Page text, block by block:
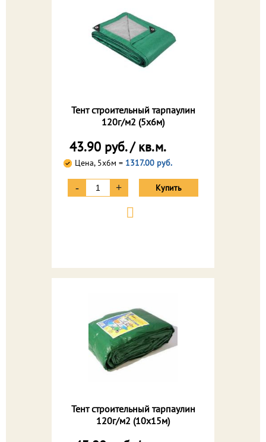
Тент строительный тарпаулин
120г/м2 (5х6м)
43.90 руб. / кв.м.
Цена, 5х6м = 1317.00 руб.
- + Купить
Тент строительный тарпаулин
120г/м2 (10х15м)